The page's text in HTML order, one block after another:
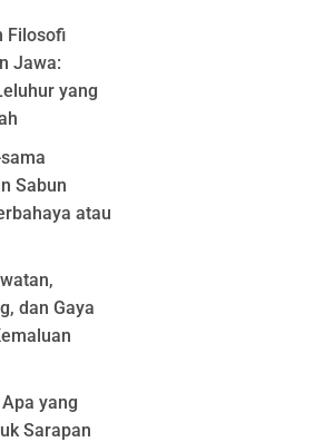
Filosofi
Jawa:
yang
Sabun
atau
dan Gaya
yang
Sarapan